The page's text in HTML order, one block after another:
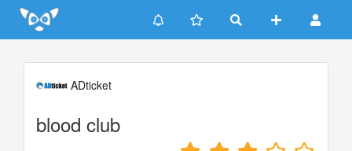
Update cookies preferences
ADticket
blood club